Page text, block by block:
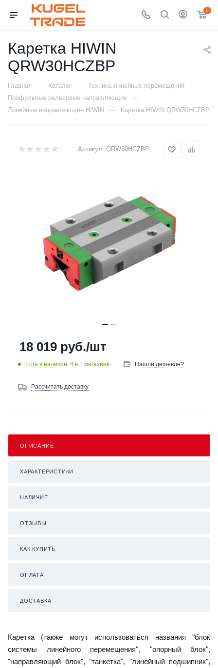
0
Каретка HIWIN
QRW30HCZBP
Главная — Каталог — Техника линейных перемещений —
Профильные рельсовые направляющие —
Линейные направляющие HIWIN — Каретка HIWIN QRW30HCZBP
Артикул: QRW30HCZBP
18 019 руб./шт
Есть в наличии: 4 в 1 магазине Нашли дешевле?
Рассчитать доставку
ОПИСАНИЕ
ХАРАКТЕРИСТИКИ
НАЛИЧИЕ
ОТЗЫВЫ
КАК КУПИТЬ
ОПЛАТА
ДОСТАВКА
Каретка (также могут использоваться названия "блок
системы линейного перемещения", "опорный блок",
"направляющий блок", "танкетка", "линейный подшипник",